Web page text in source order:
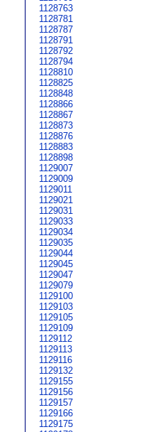
1128763
1128781
1128787
1128791
1128792
1128794
1128810
1128825
1128848
1128866
1128867
1128873
1128876
1128883
1128898
1129007
1129009
1129011
1129021
1129031
1129033
1129034
1129035
1129044
1129045
1129047
1129079
1129100
1129103
1129105
1129109
1129112
1129113
1129116
1129132
1129155
1129156
1129157
1129166
1129175